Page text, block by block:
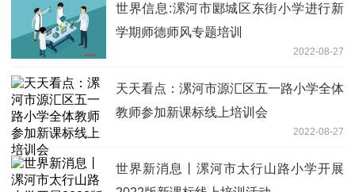
世界信息:漯河市郾城区东街小学进行新
学期师德师风专题培训
2022-08-27
天天看点：漯河市源汇区五一路小学全体
教师参加新课标线上培训会
2022-08-27
世界新消息丨漯河市太行山路小学开展